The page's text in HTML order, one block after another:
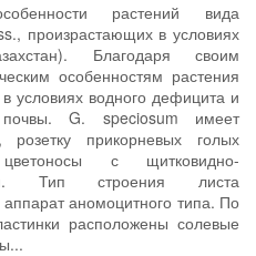
растений вида
произрастающих в условиях
Благодаря своим
особенностям растения
условиях водного дефицита и
почвы. G. speciosum имеет
прикорневых голых
с щитковидно-
Тип строения листа
аномоцитного типа. По
расположены солевые